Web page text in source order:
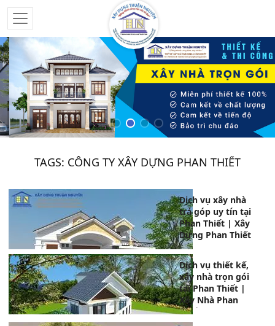
TAGS: CÔNG TY XÂY DỰNG PHAN THIẾT
Dịch vụ xây nhà
trả góp uy tín tại
Phan Thiết | Xây
Dựng Phan Thiết
Dịch vụ thiết kế,
xây nhà trọn gói
tại Phan Thiết |
Xây Nhà Phan
Thiết